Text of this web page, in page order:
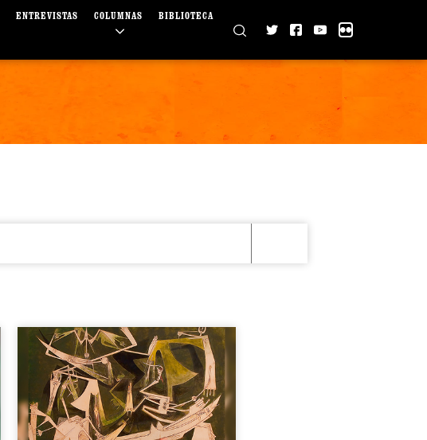
ENTREVISTAS COLUMNAS BIBLIOTECA